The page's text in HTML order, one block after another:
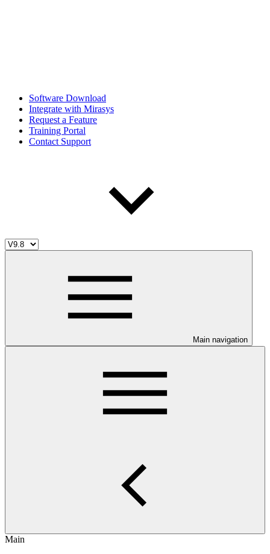
Software Download
Integrate with Mirasys
Request a Feature
Training Portal
Contact Support
Main navigation
Main